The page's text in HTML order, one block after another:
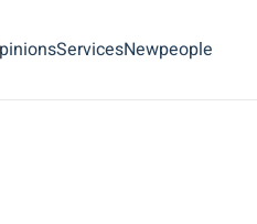
ServicesNewpeople